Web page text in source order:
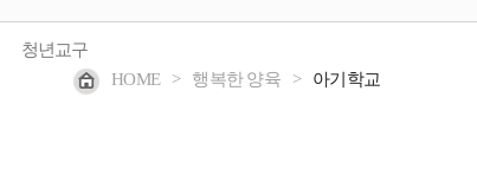
청년교구
HOME
> 행복한 양육 > 아기학교